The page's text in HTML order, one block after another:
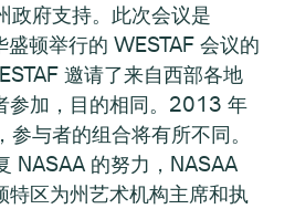
政府支持。此次会议是
顿举行的 WESTAF 会议的
邀请了来自西部各地
参加，目的相同。2013 年
与者的组合将有所不同。
NASAA 的努力，NASAA
区为州艺术机构主席和执